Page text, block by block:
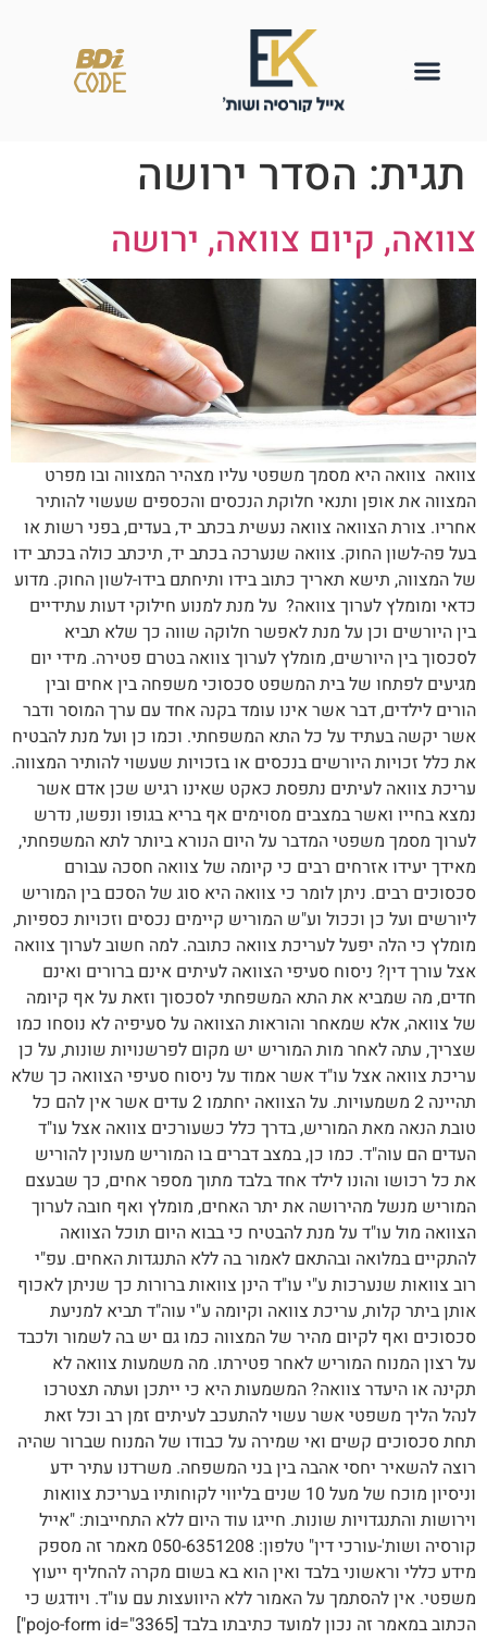
תגית: הסדר ירושה
צוואה, קיום צוואה, ירושה
צוואה צוואה היא מסמך משפטי עליו מצהיר המצווה ובו מפרט
המצווה את אופן ותנאי חלוקת הנכסים והכספים שעשוי להותיר
אחריו. צורת הצוואה צוואה נעשית בכתב יד, בעדים, בפני רשות או
בעל פה-לשון החוק. צוואה שנערכה בכתב יד, תיכתב כולה בכתב ידו
של המצווה, תישא תאריך כתוב בידו ותיחתם בידו-לשון החוק. מדוע
כדאי ומומלץ לערוך צוואה? על מנת למנוע חילוקי דעות עתידיים
בין היורשים וכן על מנת לאפשר חלוקה שווה כך שלא תביא
לסכסוך בין היורשים, מומלץ לערוך צוואה בטרם פטירה. מידי יום
מגיעים לפתחו של בית המשפט סכסוכי משפחה בין אחים ובין
הורים לילדים, דבר אשר אינו עומד בקנה אחד עם ערך המוסר ודבר
אשר יקשה בעתיד על כל התא המשפחתי. וכמו כן ועל מנת להבטיח
את כלל זכויות היורשים בנכסים או בזכויות שעשוי להותיר המצווה.
עריכת צוואה לעיתים נתפסת כאקט שאינו רגיש שכן אדם אשר
נמצא בחייו ואשר במצבים מסוימים אף בריא בגופו ונפשו, נדרש
לערוך מסמך משפטי המדבר על היום הנורא ביותר לתא המשפחתי,
מאידך יעידו אזרחים רבים כי קיומה של צוואה חסכה עבורם
סכסוכים רבים. ניתן לומר כי צוואה היא סוג של הסכם בין המוריש
ליורשים ועל כן וככול וע"ש המוריש קיימים נכסים וזכויות כספיות,
מומלץ כי הלה יפעל לעריכת צוואה כתובה. למה חשוב לערוך צוואה
אצל עורך דין? ניסוח סעיפי הצוואה לעיתים אינם ברורים ואינם
חדים, מה שמביא את התא המשפחתי לסכסוך וזאת על אף קיומה
של צוואה, אלא שמאחר והוראות הצוואה על סעיפיה לא נוסחו כמו
שצריך, עתה לאחר מות המוריש יש מקום לפרשנויות שונות, על כן
עריכת צוואה אצל עו"ד אשר אמוד על ניסוח סעיפי הצוואה כך שלא
תהיינה 2 משמעויות. על הצוואה יחתמו 2 עדים אשר אין להם כל
טובת הנאה מאת המוריש, בדרך כלל כשעורכים צוואה אצל עו"ד
העדים הם עוה"ד. כמו כן, במצב דברים בו המוריש מעונין להוריש
את כל רכושו והונו לילד אחד בלבד מתוך מספר אחים, כך שבעצם
המוריש מנשל מהירושה את יתר האחים, מומלץ ואף חובה לערוך
הצוואה מול עו"ד על מנת להבטיח כי בבוא היום תוכל הצוואה
להתקיים במלואה ובהתאם לאמור בה ללא התנגדות האחים. עפ"י
רוב צוואות שנערכות ע"י עו"ד הינן צוואות ברורות כך שניתן לאכוף
אותן ביתר קלות, עריכת צוואה וקיומה ע"י עוה"ד תביא למניעת
סכסוכים ואף לקיום מהיר של המצווה כמו גם יש בה לשמור ולכבד
על רצון המנוח המוריש לאחר פטירתו. מה משמעות צוואה לא
תקינה או היעדר צוואה? המשמעות היא כי ייתכן ועתה תצטרכו
לנהל הליך משפטי אשר עשוי להתעכב לעיתים זמן רב וכל זאת
תחת סכסוכים קשים ואי שמירה על כבודו של המנוח שברור שהיה
רוצה להשאיר יחסי אהבה בין בני המשפחה. משרדנו עתיר ידע
וניסיון מוכח של מעל 10 שנים בליווי לקוחותיו בעריכת צוואות
וירושות והתנגדויות שונות. חייגו עוד היום ללא התחייבות: "אייל
קורסיה ושות'-עורכי דין" טלפון: 050-6351208 מאמר זה מספק
מידע כללי וראשוני בלבד ואין הוא בא בשום מקרה להחליף ייעוץ
משפטי. אין להסתמך על האמור ללא היוועצות עם עו"ד. ויודגש כי
הכתוב במאמר זה נכון למועד כתיבתו בלבד [pojo-form id="3365"]